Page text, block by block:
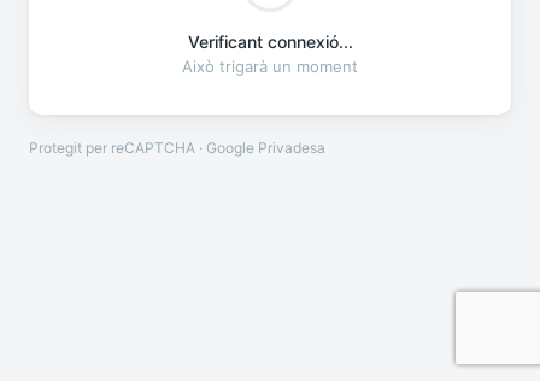
Verificant connexió...
Això trigarà un moment
Protegit per reCAPTCHA · Google Privadesa